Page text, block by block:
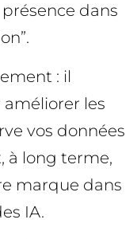
dans
: il
les
vos données
à long terme,
marque dans
IA.